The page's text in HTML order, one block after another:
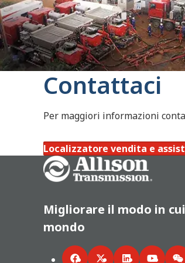
Contattaci
Per maggiori informazioni
Localizzatore vendita e
Go Home
Migliorare il modo in
mondo